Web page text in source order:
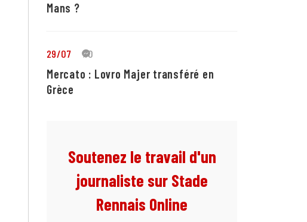
Mans ?
29/07 10
Mercato : Lovro Majer transféré en
Grèce
Soutenez le travail d'un
journaliste sur Stade
Rennais Online